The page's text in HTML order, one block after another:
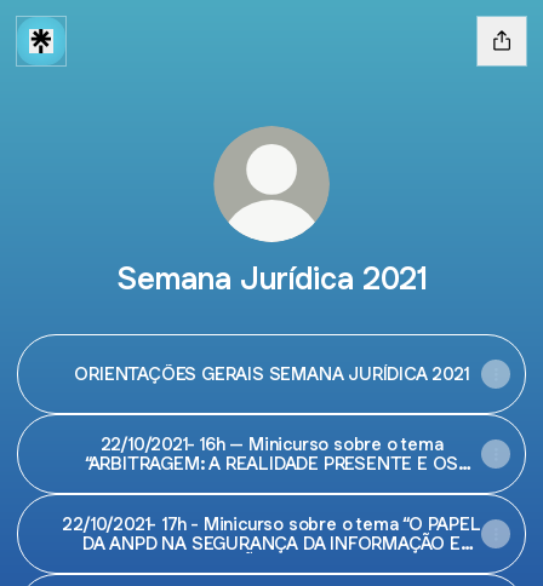
Semana Jurídica 2021
ORIENTAÇÕES GERAIS SEMANA JURÍDICA 2021
22/10/2021- 16h – Minicurso sobre o tema
“ARBITRAGEM: A REALIDADE PRESENTE E OS
22/10/2021- 17h - Minicurso sobre o tema “O PAPEL
DA ANPD NA SEGURANÇA DA INFORMAÇÃO E